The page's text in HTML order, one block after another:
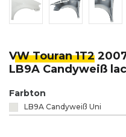
VW Touran 1T2
LB9A Candyweiß
Farbton
LB9A Candyweiß Uni